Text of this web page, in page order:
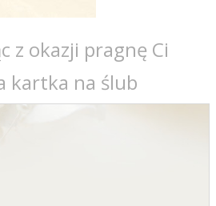
z okazji pragnę Ci
kartka na ślub